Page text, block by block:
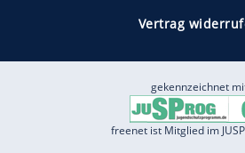
Vertrag
gekennzeichnet
freenet ist Mitglied im